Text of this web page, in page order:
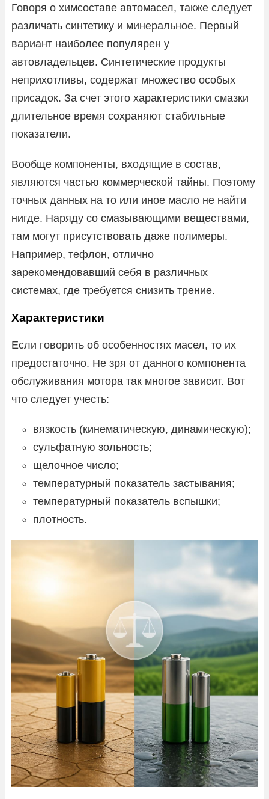
Говоря о химсоставе автомасел, также следует
различать синтетику и минеральное. Первый
вариант наиболее популярен у
автовладельцев. Синтетические продукты
неприхотливы, содержат множество особых
присадок. За счет этого характеристики смазки
длительное время сохраняют стабильные
показатели.
Вообще компоненты, входящие в состав,
являются частью коммерческой тайны. Поэтому
точных данных на то или иное масло не найти
нигде. Наряду со смазывающими веществами,
там могут присутствовать даже полимеры.
Например, тефлон, отлично
зарекомендовавший себя в различных
системах, где требуется снизить трение.
Характеристики
Если говорить об особенностях масел, то их
предостаточно. Не зря от данного компонента
обслуживания мотора так многое зависит. Вот
что следует учесть:
вязкость (кинематическую, динамическую);
сульфатную зольность;
щелочное число;
температурный показатель застывания;
температурный показатель вспышки;
плотность.